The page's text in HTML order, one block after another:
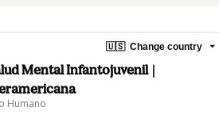
🇺🇸 Change country
Mental Infantojuvenil |
Humano